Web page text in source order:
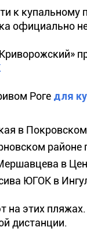
к купальному
официально
Роге для
в
районе
в
ЮГОК в
на этих
дистанции.